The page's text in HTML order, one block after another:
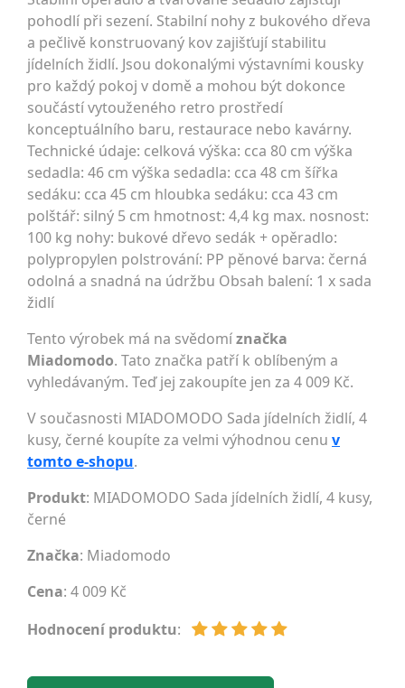
pohodlí při sezení. Stabilní nohy z bukového dřeva
a pečlivě konstruovaný kov zajišťují stabilitu
jídelních židlí. Jsou dokonalými výstavními kousky
pro každý pokoj v domě a mohou být dokonce
součástí vytouženého retro prostředí
konceptuálního baru, restaurace nebo kavárny.
Technické údaje: celková výška: cca 80 cm výška
sedadla: 46 cm výška sedadla: cca 48 cm šířka
sedáku: cca 45 cm hloubka sedáku: cca 43 cm
polštář: silný 5 cm hmotnost: 4,4 kg max. nosnost:
100 kg nohy: bukové dřevo sedák + opěradlo:
polypropylen polstrování: PP pěnové barva: černá
odolná a snadná na údržbu Obsah balení: 1 x sada
židlí
Tento výrobek má na svědomíznačka
Miadomodo. Tato značka patří k oblíbeným a
vyhledávaným. Teď jej zakoupíte jen za 4 009 Kč.
V současnosti MIADOMODO Sada jídelních židlí, 4
kusy, černé koupíte za velmi výhodnou cenu v
tomto e-shopu.
Produkt: MIADOMODO Sada jídelních židlí, 4 kusy,
černé
Značka: Miadomodo
Cena: 4 009 Kč
Hodnocení produktu: